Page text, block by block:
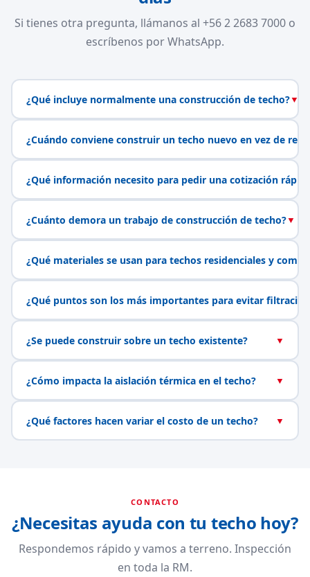
Si tienes otra pregunta, llámanos al +56 2 2683 7000 o
escríbenos por WhatsApp.
¿Qué incluye normalmente una construcción de techo?▼
¿Cuándo conviene construir un techo nuevo en vez de
¿Qué información necesito para pedir una cotización
¿Cuánto demora un trabajo de construcción de techo?▼
¿Qué materiales se usan para techos residenciales y
¿Qué puntos son los más importantes para evitar
¿Se puede construir sobre un techo existente? ▼
¿Cómo impacta la aislación térmica en el techo? ▼
¿Qué factores hacen variar el costo de un techo? ▼
CONTACTO
¿Necesitas ayuda con tu techo hoy?
Respondemos rápido y vamos a terreno. Inspección
en toda la RM.